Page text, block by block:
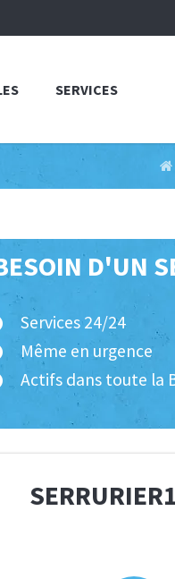
SERVICES
D'UN
Services 24/24
Même en urgence
Actifs dans toute la